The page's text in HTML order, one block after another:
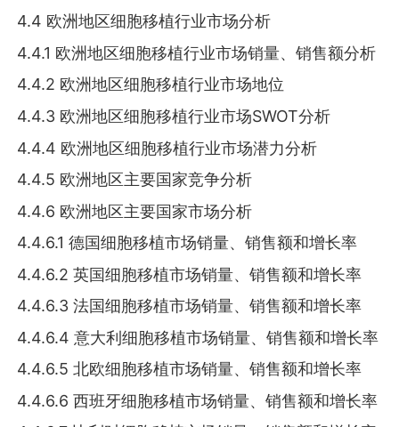
4.4 欧洲地区细胞移植行业市场分析
4.4.1 欧洲地区细胞移植行业市场销量、销售额分析
4.4.2 欧洲地区细胞移植行业市场地位
4.4.3 欧洲地区细胞移植行业市场SWOT分析
4.4.4 欧洲地区细胞移植行业市场潜力分析
4.4.5 欧洲地区主要国家竞争分析
4.4.6 欧洲地区主要国家市场分析
4.4.6.1 德国细胞移植市场销量、销售额和增长率
4.4.6.2 英国细胞移植市场销量、销售额和增长率
4.4.6.3 法国细胞移植市场销量、销售额和增长率
4.4.6.4 意大利细胞移植市场销量、销售额和增长率
4.4.6.5 北欧细胞移植市场销量、销售额和增长率
4.4.6.6 西班牙细胞移植市场销量、销售额和增长率